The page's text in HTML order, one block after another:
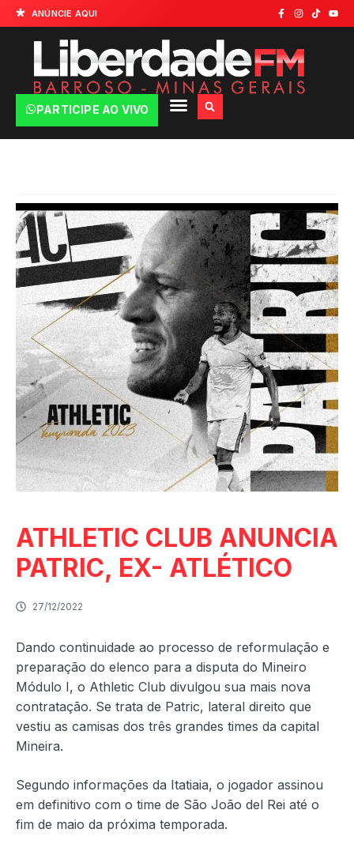
ANÚNCIE AQUI
PARTICIPE AO VIVO
ATHLETIC CLUB ANUNCIA
PATRIC, EX- ATLÉTICO
27/12/2022
Dando continuidade ao processo de reformulação e
preparação do elenco para a disputa do Mineiro
Módulo I, o Athletic Club divulgou sua mais nova
contratação. Se trata de Patric, lateral direito que
vestiu as camisas dos três grandes times da capital
Mineira.
Segundo informações da Itatiaia, o jogador assinou
em definitivo com o time de São João del Rei até o
fim de maio da próxima temporada.